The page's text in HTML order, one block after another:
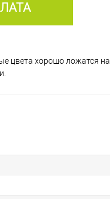
цвета хорошо ложатся на